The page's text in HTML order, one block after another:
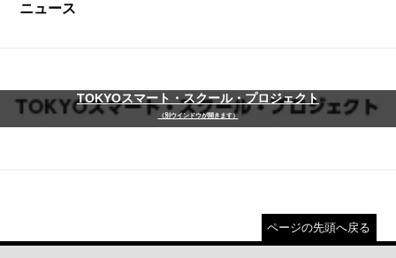
ニュース
TOKYOスマート・スクール・プロジェクト
（別ウインドウが開きます）
ページの先頭へ戻る